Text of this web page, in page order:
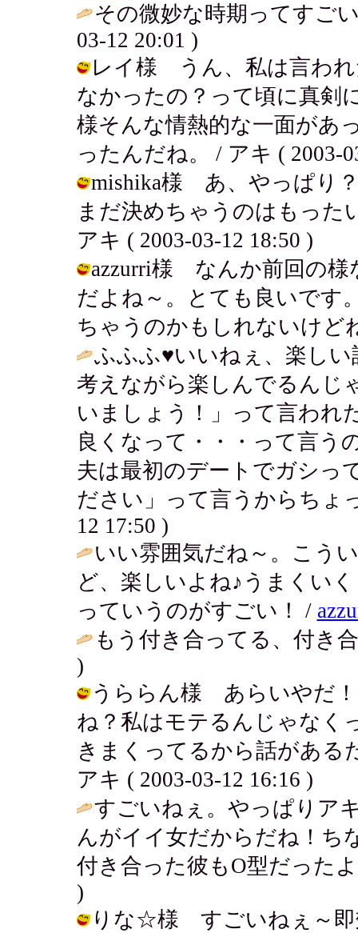
その微妙な時期ってすご
03-12 20:01 )
レイ様 うん、私は言われ
なかったの？って頃に真剣
様そんな情熱的な一面があ
ったんだね。 / アキ ( 2003-
mishika様 あ、やっぱり
まだ決めちゃうのはもった
アキ ( 2003-03-12 18:50 )
azzurri様 なんか前回の様
だよね～。とても良いです
ちゃうのかもしれないけど
ふふふ♥いいねぇ、楽し
考えながら楽しんでるんじ
いましょう！」って言われ
良くなって・・・って言う
夫は最初のデートでガシっ
ださい」って言うからちょ
12 17:50 )
いい雰囲気だね～。こう
ど、楽しいよね♪うまくい
っていうのがすごい！ /
もう付き合ってる、付き
)
うららん様 あらいやだ！
ね？私はモテるんじゃなく
きまくってるから話がある
アキ ( 2003-03-12 16:16 )
すごいねぇ。やっぱりア
んがイイ女だからだね！ち
付き合った彼もO型だった
)
りな☆様 すごいねぇ～即